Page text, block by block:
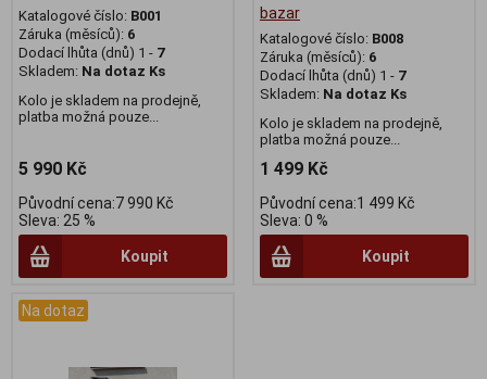
Katalogové číslo: B001
Záruka (měsíců): 6
Dodací lhůta (dnů) 1 - 7
Skladem: Na dotaz Ks
Kolo je skladem na prodejně,
platba možná pouze...
5 990 Kč
Původní cena:7 990 Kč
Sleva: 25 %
Koupit
bazar
Katalogové číslo: B008
Záruka (měsíců): 6
Dodací lhůta (dnů) 1 - 7
Skladem: Na dotaz Ks
Kolo je skladem na prodejně,
platba možná pouze...
1 499 Kč
Původní cena:1 499 Kč
Sleva: 0 %
Koupit
Na dotaz